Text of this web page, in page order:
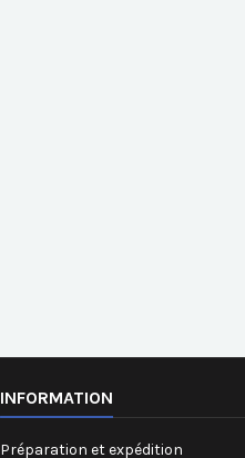
INFORMATION
Préparation et expédition